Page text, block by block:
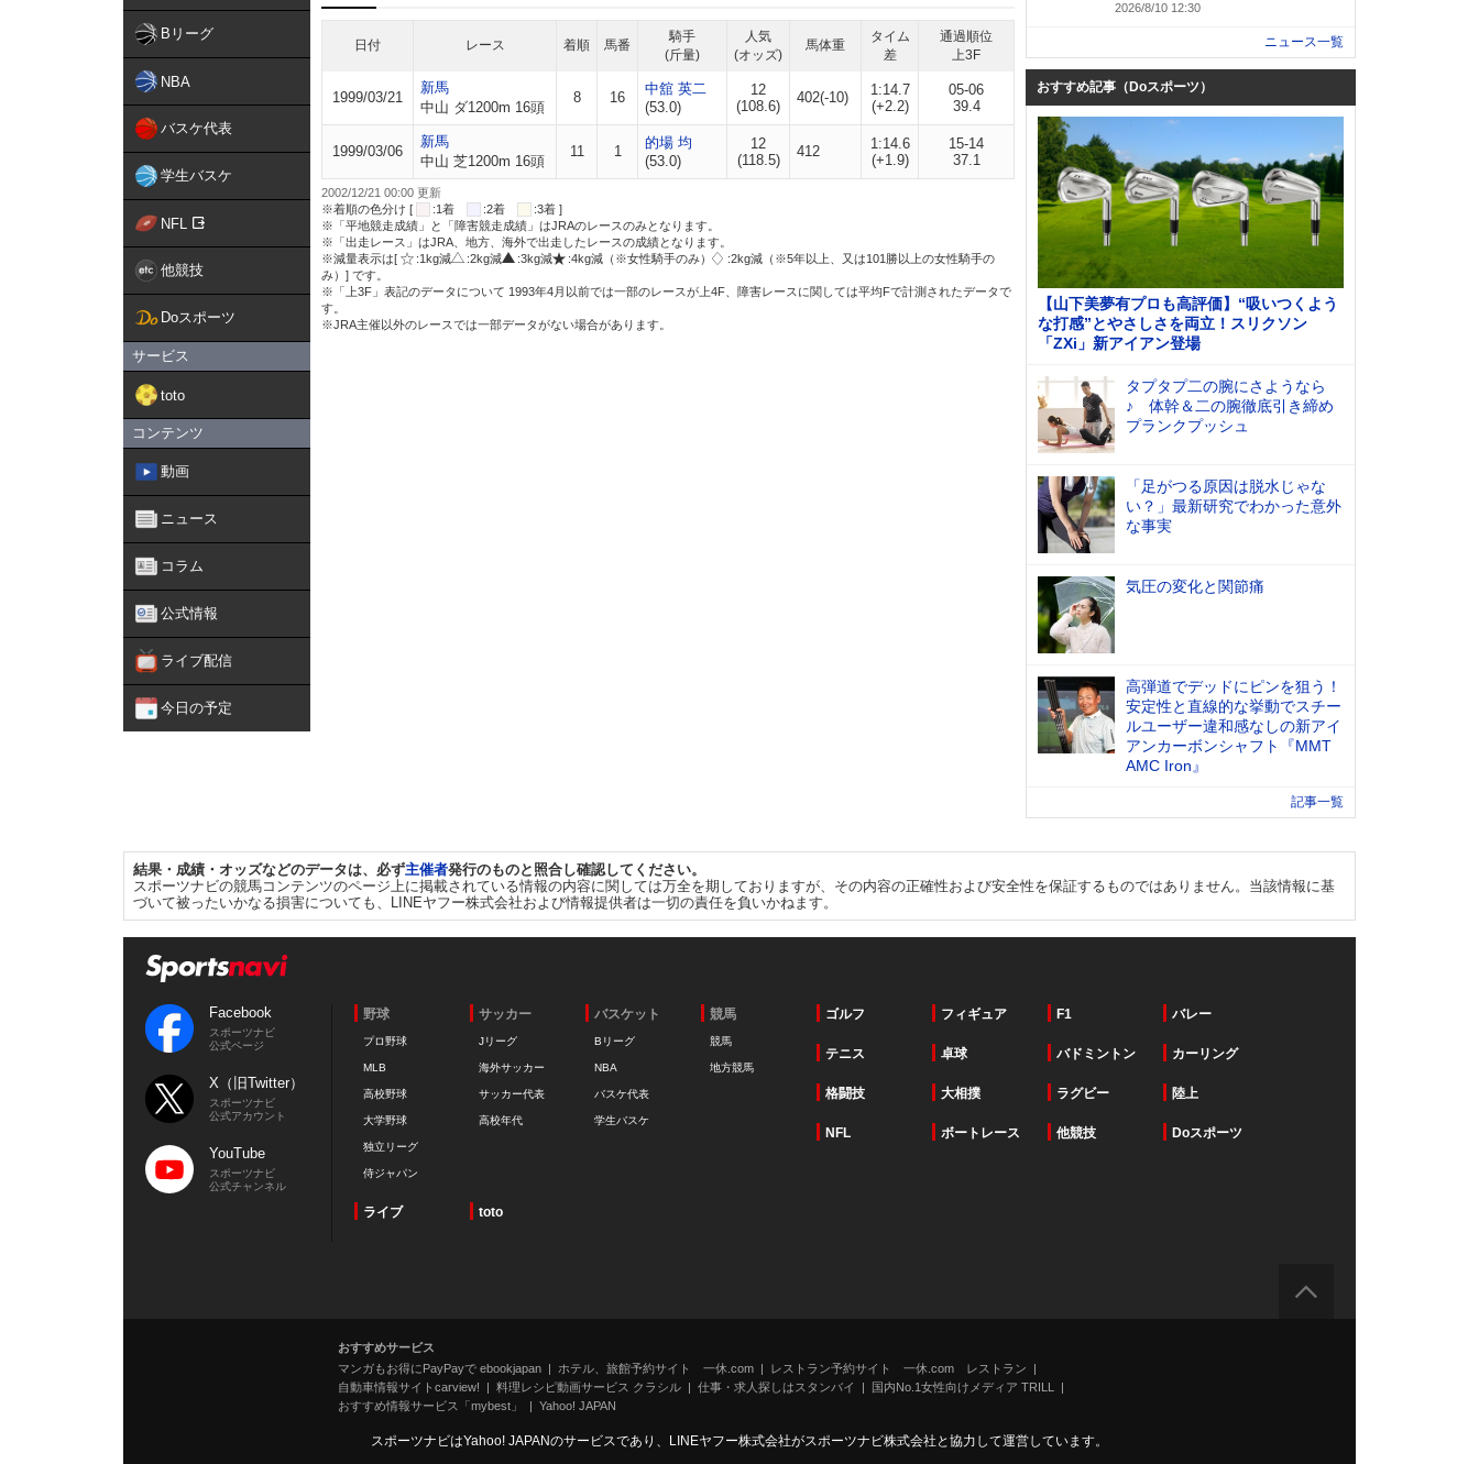
Bリーグ
NBA
バスケ代表
学生バスケ
NFL
他競技
Doスポーツ
サービス
toto
コンテンツ
動画
ニュース
コラム
公式情報
ライブ配信
今日の予定
日付 レース 着順 馬番
騎手
(斤量)
人気
(オッズ)
馬体重
タイム
差
通過順位
上3F
1999/03/21
新馬
中山 ダ1200m 16頭
8 16
中舘 英二
(53.0)
12
(108.6)
402(-10)
1:14.7
(+2.2)
05-06
39.4
1999/03/06
新馬
中山 芝1200m 16頭
11 1
的場 均
(53.0)
12
(118.5)
412
1:14.6
(+1.9)
15-14
37.1
2002/12/21 00:00 更新
※着順の色分け [
:1着 :2着
:3着 ]
※「平地競走成績」と「障害競走成績」はJRAのレースのみとなります。
※「出走レース」はJRA、地方、海外で出走したレースの成績となります。
※減量表示は[
:1kg減 :2kg減 :3kg減 :4kg減（※女性騎手のみ）
:2kg減（※5年以上、又は101勝以上の女性騎手の
み）] です。
※「上3F」表記のデータについて 1993年4月以前では一部のレースが上4F、障害レースに関しては平均Fで計測されたデータで
す。
※JRA主催以外のレースでは一部データがない場合があります。
2026/8/10 12:30
ニュース一覧
おすすめ記事（Doスポーツ）
【山下美夢有プロも高評価】“吸いつくよう
な打感”とやさしさを両立！スリクソン
「ZXi」新アイアン登場
タプタプ二の腕にさようなら
♪ 体幹＆二の腕徹底引き締め
プランクプッシュ
「足がつる原因は脱水じゃな
い？」最新研究でわかった意外
な事実
気圧の変化と関節痛
高弾道でデッドにピンを狙う！
安定性と直線的な挙動でスチー
ルユーザー違和感なしの新アイ
アンカーボンシャフト『MMT
AMC Iron』
記事一覧
結果・成績・オッズなどのデータは、必ず主催者発行のものと照合し確認してください。
スポーツナビの競馬コンテンツのページ上に掲載されている情報の内容に関しては万全を期しておりますが、その内容の正確性および安全性を保証するものではありません。当該情報に基
づいて被ったいかなる損害についても、LINEヤフー株式会社および情報提供者は一切の責任を負いかねます。
Facebook
スポーツナビ
公式ページ
X（旧Twitter）
スポーツナビ
公式アカウント
YouTube
スポーツナビ
公式チャンネル
野球
プロ野球
MLB
高校野球
大学野球
独立リーグ
侍ジャパン
サッカー
Jリーグ
海外サッカー
サッカー代表
高校年代
バスケット
Bリーグ
NBA
バスケ代表
学生バスケ
競馬
競馬
地方競馬
ゴルフ フィギュア F1 バレー
テニス 卓球 バドミントン カーリング
格闘技 大相撲 ラグビー 陸上
NFL ボートレース 他競技 Doスポーツ
ライブ toto
おすすめサービス
マンガもお得にPayPayで ebookjapan
ホテル、旅館予約サイト 一休.com
レストラン予約サイト 一休.com レストラン
自動車情報サイトcarview!
料理レシピ動画サービス クラシル 仕事・求人探しはスタンバイ
国内No.1女性向けメディア TRILL
おすすめ情報サービス「mybest」
Yahoo! JAPAN
スポーツナビはYahoo! JAPANのサービスであり、LINEヤフー株式会社がスポーツナビ株式会社と協力して運営しています。